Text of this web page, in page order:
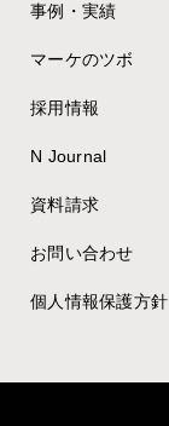
事例・実績
マーケのツボ
採用情報
N Journal
資料請求
お問い合わせ
個人情報保護方針